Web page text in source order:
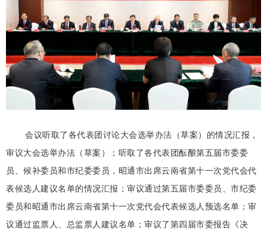
会议听取了各代表团讨论大会选举办法（草案）的情况汇报，
审议大会选举办法（草案）；听取了各代表团酝酿第五届市委委
员、候补委员和市纪委委员，昭通市出席云南省第十一次党代会代
表候选人建议名单的情况汇报；审议通过第五届市委委员、市纪委
委员和昭通市出席云南省第十一次党代会代表候选人预选名单；审
议通过监票人、总监票人建议名单；审议了第四届市委报告《决